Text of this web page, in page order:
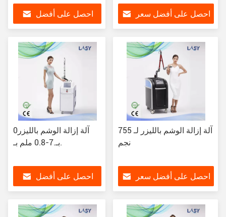
احصل على أفضل احصل على أفضل سعر
0آلة إزالة الوشم بالليزر
بـ.7-0.8 ملم بـ.
احصل على أفضل
آلة إزالة الوشم بالليزر لـ 755
نجم
احصل على أفضل سعر